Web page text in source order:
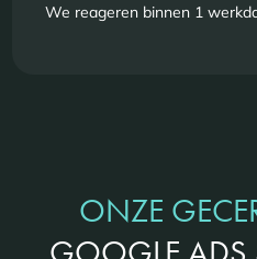
We reageren binnen 1
ONZE